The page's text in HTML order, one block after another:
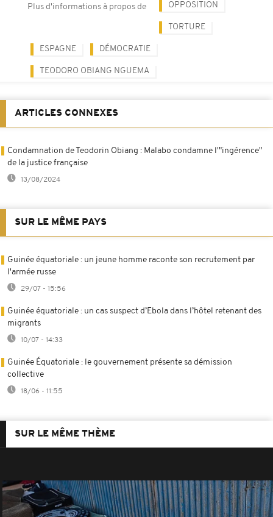
Plus d'informations à propos de OPPOSITION
TORTURE
ESPAGNE DÉMOCRATIE
TEODORO OBIANG NGUEMA
ARTICLES CONNEXES
Condamnation de Teodorin Obiang : Malabo condamne l'"ingérence"
de la justice française
13/08/2024
SUR LE MÊME PAYS
Guinée équatoriale : un jeune homme raconte son recrutement par
l'armée russe
29/07 - 15:56
Guinée équatoriale : un cas suspect d’Ebola dans l’hôtel retenant des
migrants
10/07 - 14:33
Guinée Équatoriale : le gouvernement présente sa démission
collective
18/06 - 11:55
SUR LE MÊME THÈME